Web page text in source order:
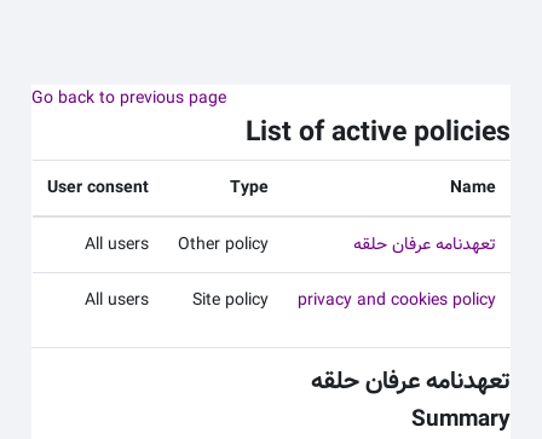
Go back to previous page
List of active policies
Name
Type
User consent
تعهدنامه عرفان حلقه Other policy
All users
privacy and cookies policy
Site policy
All users
تعهدنامه عرفان حلقه
Summary